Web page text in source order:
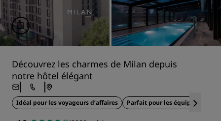
Découvrez les charmes de Milan depuis
notre hôtel élégant
Idéal pour les voyageurs d’affaires Parfait pour les équipes